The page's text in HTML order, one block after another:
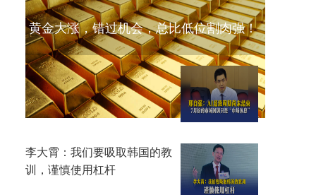
黄金大涨，错过机会，总比低位割肉强！
邢自强：AI超级周期尚未结
束，7月份的市场回调只是“中
场休息
李大霄：我们要吸取韩国的教
训，谨慎使用杠杆